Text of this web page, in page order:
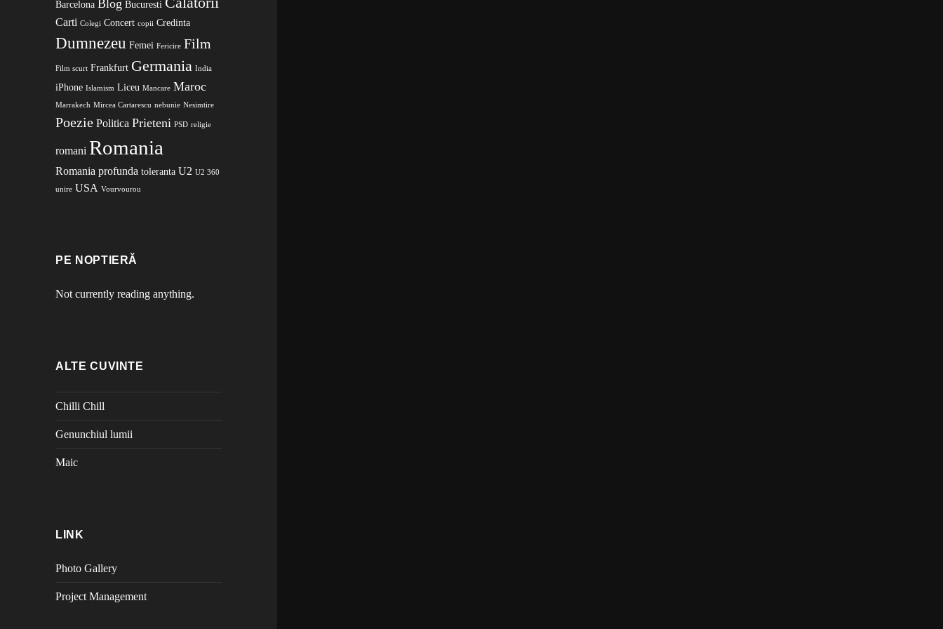
Barcelona Blog Bucuresti
Carti Colegi Concert copii Credinta
Dumnezeu Femei Fericire Film
Film scurt Frankfurt Germania India
iPhone Islamism Liceu Mancare Maroc
Marrakech Mircea Cartarescu nebunie Nesimtire
Poezie Politica Prieteni PSD religie
romani Romania
Romania profunda toleranta U2 U2 360
unire USA Vourvourou
PE NOPTIERĂ
Not currently reading anything.
ALTE CUVINTE
Chilli Chill
Genunchiul lumii
Maic
LINK
Photo Gallery
Project Management